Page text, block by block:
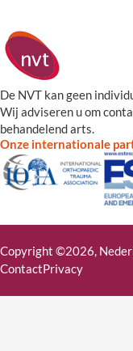
De NVT kan geen
Wij adviseren u om
behandelend arts.
Onze internationale
Copyright ©2026,
ContactPrivacy